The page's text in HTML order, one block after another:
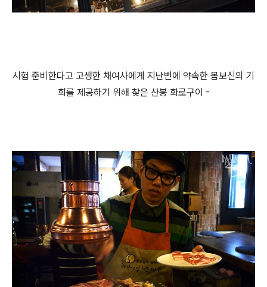
시험 준비한다고 고생한 채여사에게 지난번에 약속한 몸보신의 기
회를 제공하기 위해 찾은 산봉 화로구이 -